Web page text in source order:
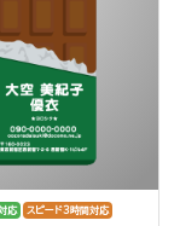
応 スピード3時間対応